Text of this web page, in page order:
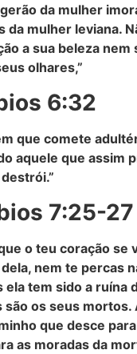
da mulher
da mulher leviana.
a sua beleza nem
olhares,”
6:32
que comete
aquele que assim
7:25-27
o teu coração se
nem te percas
ela tem sido a ruína
os seus mortos.
que desce
as moradas da